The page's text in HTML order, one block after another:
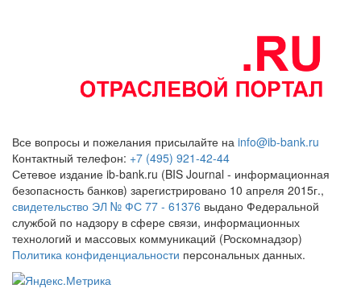
Все вопросы и пожелания присылайте на info@ib-bank.ru
Контактный телефон: +7 (495) 921-42-44
Сетевое издание ib-bank.ru (BIS Journal - информационная
безопасность банков) зарегистрировано 10 апреля 2015г.,
свидетельство ЭЛ № ФС 77 - 61376 выдано Федеральной
службой по надзору в сфере связи, информационных
технологий и массовых коммуникаций (Роскомнадзор)
Политика конфиденциальности персональных данных.